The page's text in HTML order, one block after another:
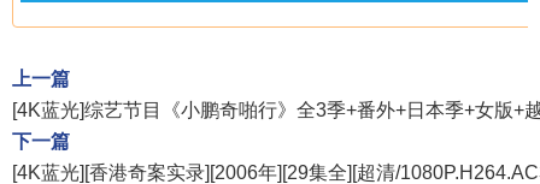
上一篇
[4K蓝光]综艺节目《小鹏奇啪行》全3季+番外+日本季+女版
下一篇
[4K蓝光][香港奇案实录][2006年][29集全][超清/